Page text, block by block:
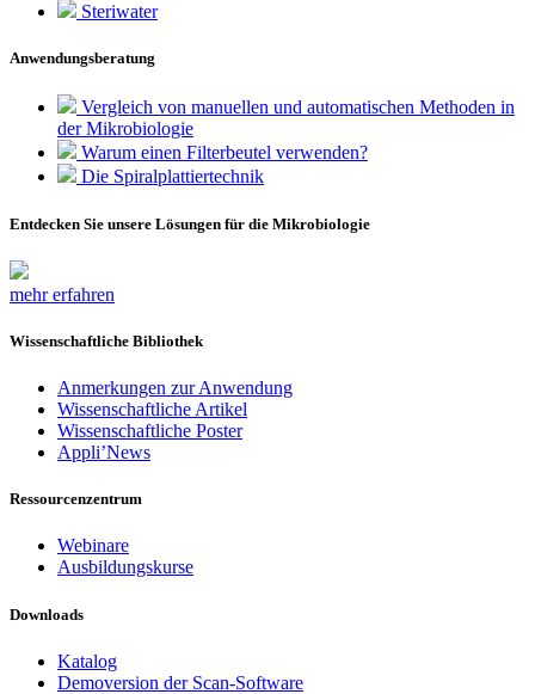
Steriwater
Anwendungsberatung
Vergleich von manuellen und automatischen Methoden in
der Mikrobiologie
Warum einen Filterbeutel verwenden?
Die Spiralplattier­technik
Entdecken Sie unsere Lösungen für die Mikrobiologie
mehr erfahren
Wissenschaftliche Bibliothek
Anmerkungen zur Anwendung
Wissenschaftliche Artikel
Wissenschaftliche Poster
Appli’News
Ressourcenzentrum
Webinare
Ausbildungskurse
Downloads
Katalog
Demoversion der Scan-Software